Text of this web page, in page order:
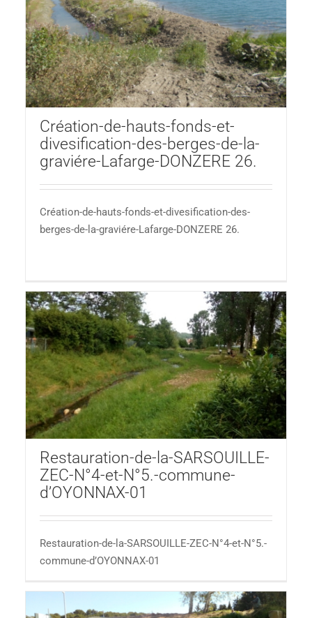
Création-de-hauts-fonds-et-
divesification-des-berges-de-la-
graviére-Lafarge-DONZERE 26.
Création-de-hauts-fonds-et-divesification-des-
berges-de-la-graviére-Lafarge-DONZERE 26.
Restauration-de-la-SARSOUILLE-
ZEC-N°4-et-N°5.-commune-
d’OYONNAX-01
Restauration-de-la-SARSOUILLE-ZEC-N°4-et-N°5.-
commune-d’OYONNAX-01